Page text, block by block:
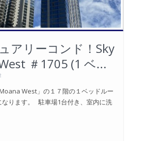
アリーコンド！Sky
＃1705 (1 ベ...
West」の１７階の１ベッドルー
なります。 駐車場1台付き、室内に洗